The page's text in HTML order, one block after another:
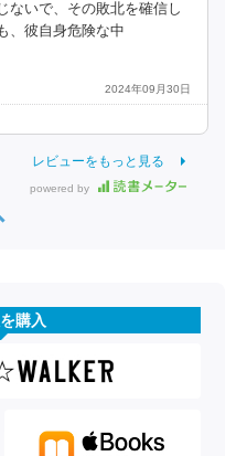
ないで、その敗北を確信し
、彼自身危険な中
2024年09月30日
レビューをもっと見る
powered by
購入